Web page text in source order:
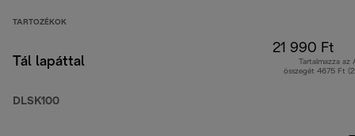
TARTOZÉKOK
Tál lapáttal
DLSK100
21 990 Ft
Tartalmazza az
összegét 4675 Ft